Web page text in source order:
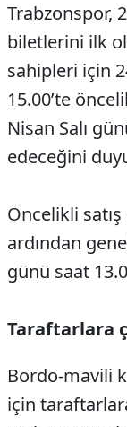
Trabzonspor,
biletlerini ilk
sahipleri için
15.00’te
Nisan Salı
edeceğini
Öncelikli
ardından
günü saat
Taraftarlara
Bordo-mavili
için